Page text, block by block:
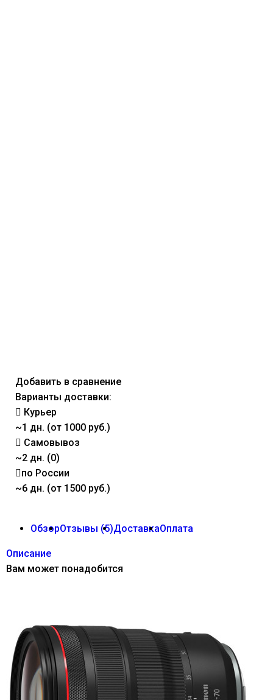
Добавить в сравнение
Варианты доставки:
Курьер
~1 дн. (от 1000 руб.)
Самовывоз
~2 дн. (0)
по России
~6 дн. (от 1500 руб.)
ОбзорОтзывы (5)ДоставкаОплата
Описание
Вам может понадобится